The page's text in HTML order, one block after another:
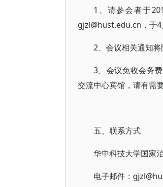
1、请参会者于
gjzl@hust.edu.cn，于4
2、会议相关通知
3、会议免收会务
交流中心宾馆，请有需
五、联系方式
华中科技大学国家
电子邮件：